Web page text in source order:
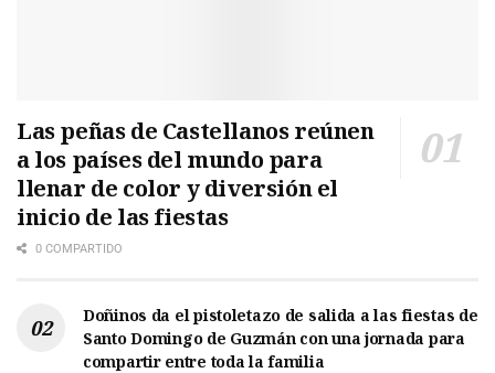
Las peñas de Castellanos reúnen
a los países del mundo para
llenar de color y diversión el
inicio de las fiestas
0 COMPARTIDO
Doñinos da el pistoletazo de salida a las fiestas de
Santo Domingo de Guzmán con una jornada para
compartir entre toda la familia